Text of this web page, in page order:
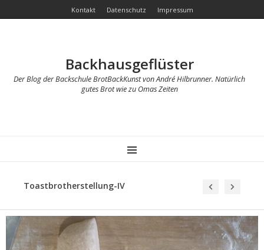
Kontakt Datenschutz Impressum
Backhausgeflüster
Der Blog der Backschule BrotBackKunst von André Hilbrunner. Natürlich
gutes Brot wie zu Omas Zeiten
MENU
Toastbrotherstellung-IV